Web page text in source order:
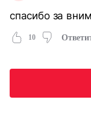
спасибо за
10